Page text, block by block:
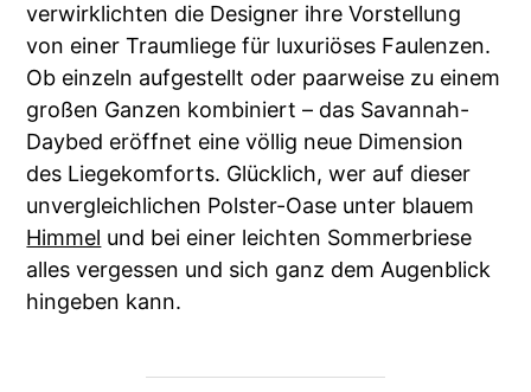
verwirklichten die Designer ihre Vorstellung
von einer Traumliege für luxuriöses Faulenzen.
Ob einzeln aufgestellt oder paarweise zu einem
großen Ganzen kombiniert – das Savannah-
Daybed eröffnet eine völlig neue Dimension
des Liegekomforts. Glücklich, wer auf dieser
unvergleichlichen Polster-Oase unter blauem
Himmel und bei einer leichten Sommerbriese
alles vergessen und sich ganz dem Augenblick
hingeben kann.